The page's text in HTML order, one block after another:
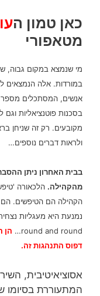
כאן טמון ה
מטאפורי
מי שנמצא במקום גבוה,
במורדות. אלה הנמצאים
אנשים, המסתכלים מספר
בסכנות פוטנציאליות וגם
מקובעים. רק זה שניחן
ולראות דברים נוספים…
בבית האחרון ניתן
מהקהילה. הלכאורה
הקהילה הם הטיפשים. הם
נמנעת היא מעגליות
round and round…
הן
דפוס התנהגות זה.
אסוציאיטיבית,
המתעוררת בסיומו